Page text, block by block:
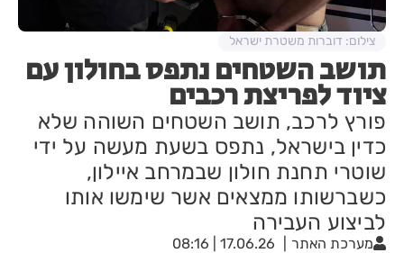
תושב השטחים נתפס בחולון עם
ציוד לפריצת רכבים
פורץ לרכב, תושב השטחים השוהה שלא
כדין בישראל, נתפס בשעת מעשה על ידי
שוטרי תחנת חולון שבמרחב איילון,
כשברשותו ממצאים אשר שימשו אותו
לביצוע העבירה
מערכת האתר 17.06.26 | 08:16
צילום: דוברות משטרת ישראל